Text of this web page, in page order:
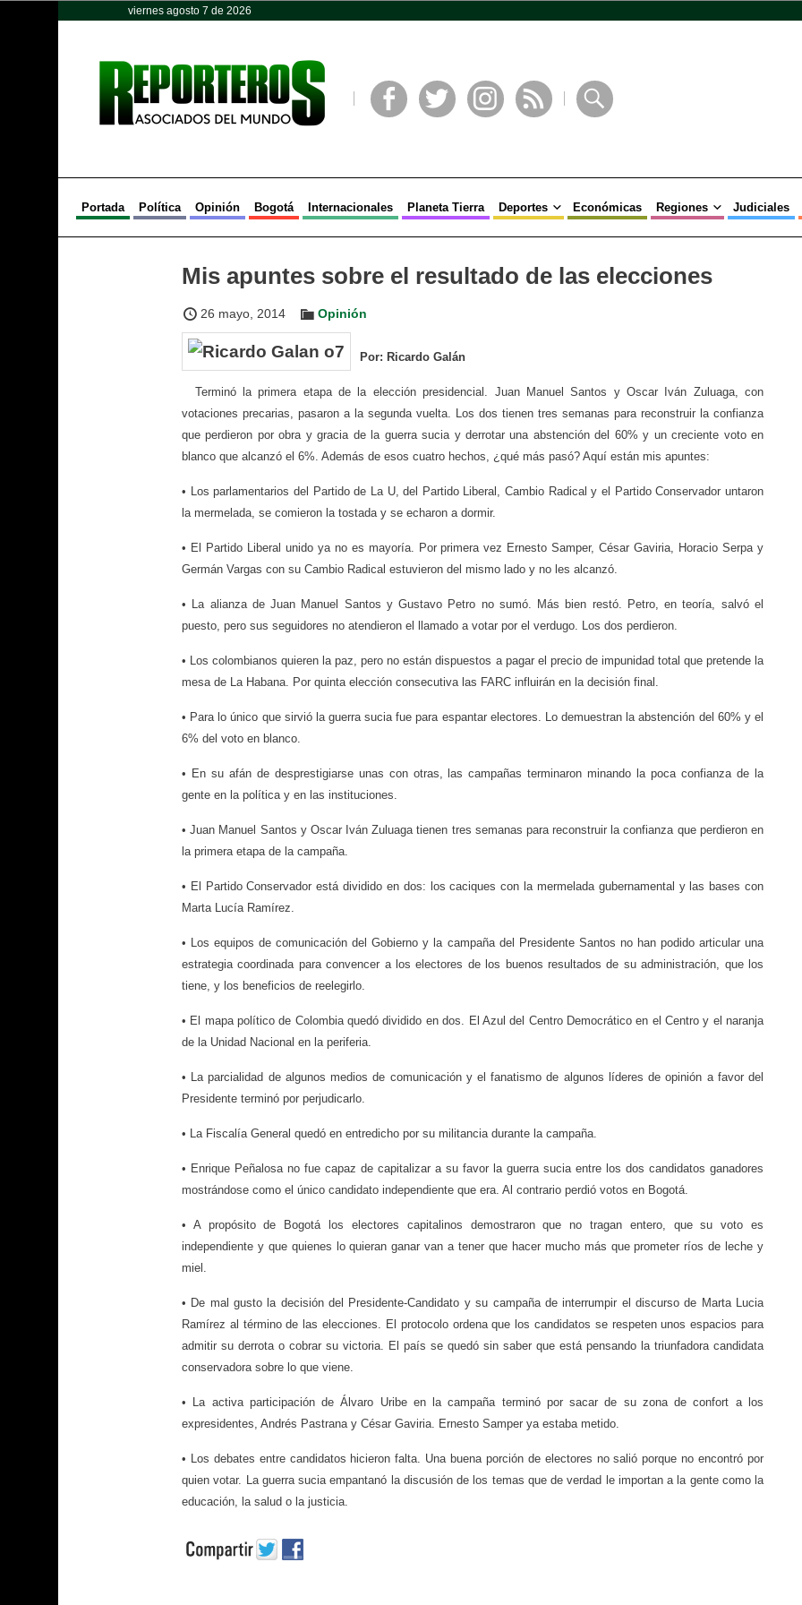
viernes agosto 7 de 2026
Portada Política Opinión Bogotá Internacionales Planeta Tierra Deportes Económicas Regiones Judiciales
Mis apuntes sobre el resultado de las elecciones
26 mayo, 2014 Opinión
Por: Ricardo Galán
Terminó la primera etapa de la elección presidencial. Juan Manuel Santos y Oscar Iván Zuluaga, con
votaciones precarias, pasaron a la segunda vuelta. Los dos tienen tres semanas para reconstruir la confianza
que perdieron por obra y gracia de la guerra sucia y derrotar una abstención del 60% y un creciente voto en
blanco que alcanzó el 6%. Además de esos cuatro hechos, ¿qué más pasó? Aquí están mis apuntes:
• Los parlamentarios del Partido de La U, del Partido Liberal, Cambio Radical y el Partido Conservador untaron
la mermelada, se comieron la tostada y se echaron a dormir.
• El Partido Liberal unido ya no es mayoría. Por primera vez Ernesto Samper, César Gaviria, Horacio Serpa y
Germán Vargas con su Cambio Radical estuvieron del mismo lado y no les alcanzó.
• La alianza de Juan Manuel Santos y Gustavo Petro no sumó. Más bien restó. Petro, en teoría, salvó el
puesto, pero sus seguidores no atendieron el llamado a votar por el verdugo. Los dos perdieron.
• Los colombianos quieren la paz, pero no están dispuestos a pagar el precio de impunidad total que pretende la
mesa de La Habana. Por quinta elección consecutiva las FARC influirán en la decisión final.
• Para lo único que sirvió la guerra sucia fue para espantar electores. Lo demuestran la abstención del 60% y el
6% del voto en blanco.
• En su afán de desprestigiarse unas con otras, las campañas terminaron minando la poca confianza de la
gente en la política y en las instituciones.
• Juan Manuel Santos y Oscar Iván Zuluaga tienen tres semanas para reconstruir la confianza que perdieron en
la primera etapa de la campaña.
• El Partido Conservador está dividido en dos: los caciques con la mermelada gubernamental y las bases con
Marta Lucía Ramírez.
• Los equipos de comunicación del Gobierno y la campaña del Presidente Santos no han podido articular una
estrategia coordinada para convencer a los electores de los buenos resultados de su administración, que los
tiene, y los beneficios de reelegirlo.
• El mapa político de Colombia quedó dividido en dos. El Azul del Centro Democrático en el Centro y el naranja
de la Unidad Nacional en la periferia.
• La parcialidad de algunos medios de comunicación y el fanatismo de algunos líderes de opinión a favor del
Presidente terminó por perjudicarlo.
• La Fiscalía General quedó en entredicho por su militancia durante la campaña.
• Enrique Peñalosa no fue capaz de capitalizar a su favor la guerra sucia entre los dos candidatos ganadores
mostrándose como el único candidato independiente que era. Al contrario perdió votos en Bogotá.
• A propósito de Bogotá los electores capitalinos demostraron que no tragan entero, que su voto es
independiente y que quienes lo quieran ganar van a tener que hacer mucho más que prometer ríos de leche y
miel.
• De mal gusto la decisión del Presidente-Candidato y su campaña de interrumpir el discurso de Marta Lucia
Ramírez al término de las elecciones. El protocolo ordena que los candidatos se respeten unos espacios para
admitir su derrota o cobrar su victoria. El país se quedó sin saber que está pensando la triunfadora candidata
conservadora sobre lo que viene.
• La activa participación de Álvaro Uribe en la campaña terminó por sacar de su zona de confort a los
expresidentes, Andrés Pastrana y César Gaviria. Ernesto Samper ya estaba metido.
• Los debates entre candidatos hicieron falta. Una buena porción de electores no salió porque no encontró por
quien votar. La guerra sucia empantanó la discusión de los temas que de verdad le importan a la gente como la
educación, la salud o la justicia.
Opinión Política